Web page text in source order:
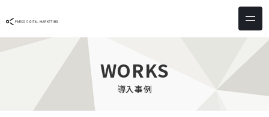
サービス & ソリューション
PICTONA
PDM XR
デジタルサイネージ
店頭
WORKS
導入事例